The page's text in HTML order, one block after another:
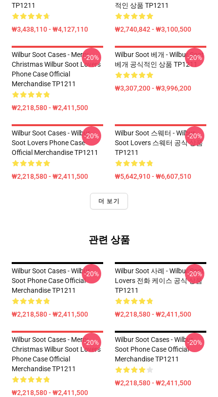
TP1211
₩3,438,110 - ₩4,127,110
적인 상품 TP1211
₩2,740,842 - ₩3,100,500
Wilbur Soot Cases - Merry
Christmas Wilbur Soot Lovers
Phone Case Official
Merchandise TP1211
₩2,218,580 - ₩2,411,500
-20%
Wilbur Soot 베개 - Wilbur Soot
베개 공식적인 상품 TP1211
₩3,307,200 - ₩3,996,200
-20%
Wilbur Soot Cases - Wilbur
Soot Lovers Phone Case
Official Merchandise TP1211
₩2,218,580 - ₩2,411,500
-20%
Wilbur Soot 스웨터 - Wilbur
Soot Lovers 스웨터 공식 상품
TP1211
₩5,642,910 - ₩6,607,510
-20%
더 보기
관련 상품
Wilbur Soot Cases - Wilbur
Soot Phone Case Official
Merchandise TP1211
₩2,218,580 - ₩2,411,500
-20%
Wilbur Soot 사례 - Wilbur Soot
Lovers 전화 케이스 공식 상품
TP1211
₩2,218,580 - ₩2,411,500
-20%
Wilbur Soot Cases - Merry
Christmas Wilbur Soot Lovers
Phone Case Official
Merchandise TP1211
₩2,218,580 - ₩2,411,500
-20%
Wilbur Soot Cases - Wilbur
Soot Phone Case Official
Merchandise TP1211
₩2,218,580 - ₩2,411,500
-20%